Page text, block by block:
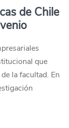
de Chile
que
la facultad. En